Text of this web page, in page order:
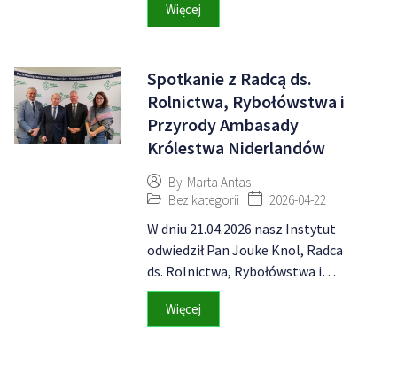
Więcej
Spotkanie z Radcą ds.
Rolnictwa, Rybołówstwa i
Przyrody Ambasady
Królestwa Niderlandów
By Marta Antas
Bez kategorii
2026-04-22
W dniu 21.04.2026 nasz Instytut
odwiedził Pan Jouke Knol, Radca
ds. Rolnictwa, Rybołówstwa i…
Więcej